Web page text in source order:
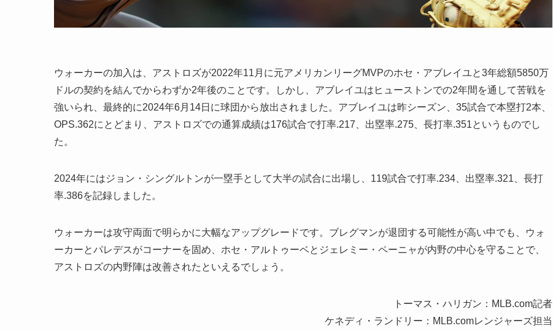
ウォーカーの加入は、アストロズが2022年11月に元アメリカンリーグMVPのホセ・アブレイユと3年総額5850万
ドルの契約を結んでからわずか2年後のことです。しかし、アブレイユはヒューストンでの2年間を通して苦戦を
強いられ、最終的に2024年6月14日に球団から放出されました。アブレイユは昨シーズン、35試合で本塁打2本、
OPS.362にとどまり、アストロズでの通算成績は176試合で打率.217、出塁率.275、長打率.351というものでし
た。
2024年にはジョン・シングルトンが一塁手として大半の試合に出場し、119試合で打率.234、出塁率.321、長打
率.386を記録しました。
ウォーカーは攻守両面で明らかに大幅なアップグレードです。ブレグマンが退団する可能性が高い中でも、ウォ
ーカーとパレデスがコーナーを固め、ホセ・アルトゥーベとジェレミー・ペーニャが内野の中心を守ることで、
アストロズの内野陣は改善されたといえるでしょう。
トーマス・ハリガン：MLB.com記者
ケネディ・ランドリー：MLB.comレンジャーズ担当